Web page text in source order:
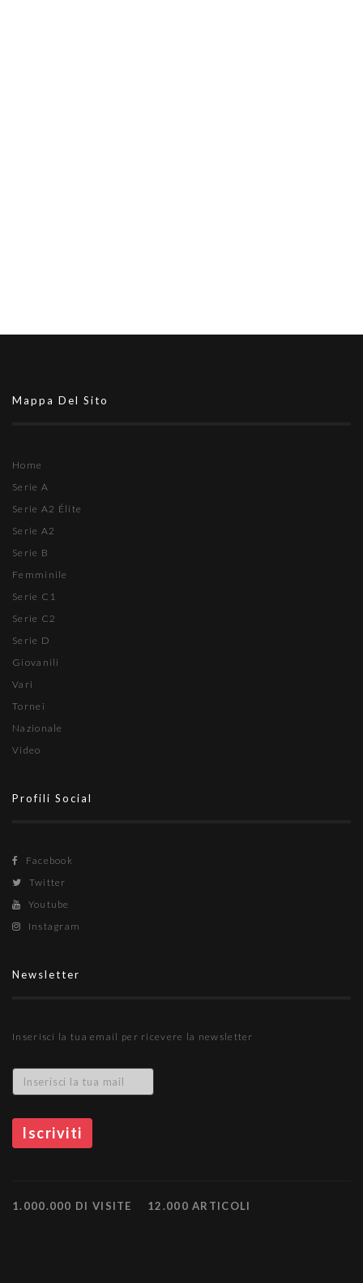
Mappa Del Sito
Home
Serie A
Serie A2 Élite
Serie A2
Serie B
Femminile
Serie C1
Serie C2
Serie D
Giovanili
Vari
Tornei
Nazionale
Video
Profili Social
Facebook
Twitter
Youtube
Instagram
Newsletter
Inserisci la tua email per ricevere la newsletter
1.000.000 DI VISITE 12.000 ARTICOLI